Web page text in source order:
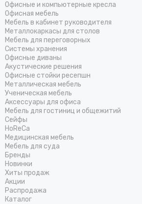
Офисные и компьютерные кресла
Офисная мебель
Мебель в кабинет руководителя
Металлокаркасы для столов
Мебель для переговорных
Системы хранения
Офисные диваны
Акустические решения
Офисные стойки ресепшн
Металлическая мебель
Ученическая мебель
Аксессуары для офиса
Мебель для гостиниц и общежитий
Cейфы
HoReCa
Медицинская мебель
Мебель для суда
Бренды
Новинки
Хиты продаж
Акции
Распродажа
Каталог